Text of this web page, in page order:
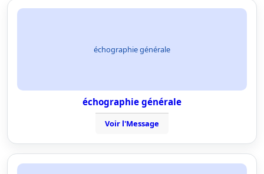
échographie générale
échographie générale
Voir l'Message